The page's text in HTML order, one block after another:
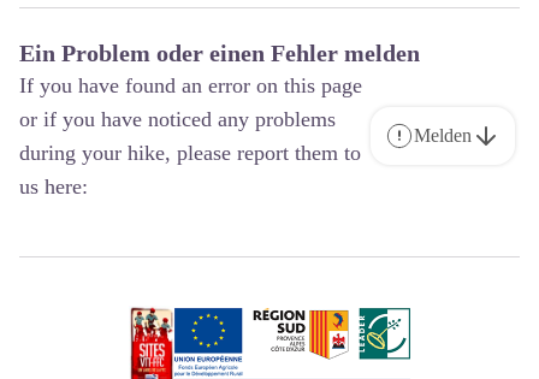
Ein Problem oder einen Fehler melden
If you have found an error on this page
or if you have noticed any problems
during your hike, please report them to
us here:
Melden